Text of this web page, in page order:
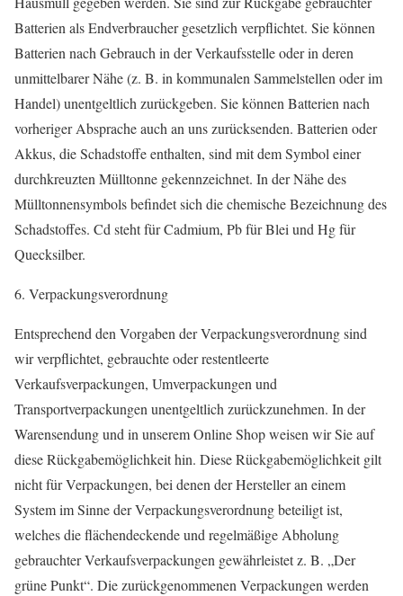
Batterien als Endverbraucher gesetzlich verpflichtet. Sie können
Batterien nach Gebrauch in der Verkaufsstelle oder in deren
unmittelbarer Nähe (z. B. in kommunalen Sammelstellen oder im
Handel) unentgeltlich zurückgeben. Sie können Batterien nach
vorheriger Absprache auch an uns zurücksenden. Batterien oder
Akkus, die Schadstoffe enthalten, sind mit dem Symbol einer
durchkreuzten Mülltonne gekennzeichnet. In der Nähe des
Mülltonnensymbols befindet sich die chemische Bezeichnung des
Schadstoffes. Cd steht für Cadmium, Pb für Blei und Hg für
Quecksilber.
6. Verpackungsverordnung
Entsprechend den Vorgaben der Verpackungsverordnung sind
wir verpflichtet, gebrauchte oder restentleerte
Verkaufsverpackungen, Umverpackungen und
Transportverpackungen unentgeltlich zurückzunehmen. In der
Warensendung und in unserem Online Shop weisen wir Sie auf
diese Rückgabemöglichkeit hin. Diese Rückgabemöglichkeit gilt
nicht für Verpackungen, bei denen der Hersteller an einem
System im Sinne der Verpackungsverordnung beteiligt ist,
welches die flächendeckende und regelmäßige Abholung
gebrauchter Verkaufsverpackungen gewährleistet z. B. „Der
grüne Punkt“. Die zurückgenommenen Verpackungen werden